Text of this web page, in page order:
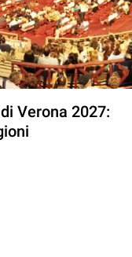
Verona 2027: